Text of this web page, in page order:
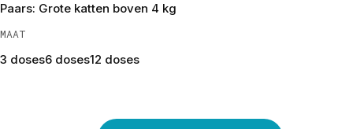
Paars: Grote katten boven 4 kg
MAAT
3 doses6 doses12 doses